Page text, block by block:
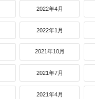
2022年4月
2022年1月
2021年10月
2021年7月
2021年4月